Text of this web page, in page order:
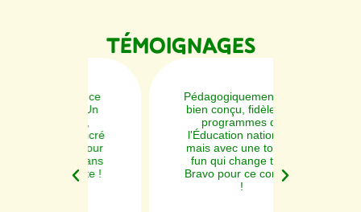
TÉMOIGNAGES
Pédagogiquement très
bien conçu, fidèle aux
programmes de
l'Éducation nationale,
mais avec une touche
fun qui change tout.
Bravo pour ce concept